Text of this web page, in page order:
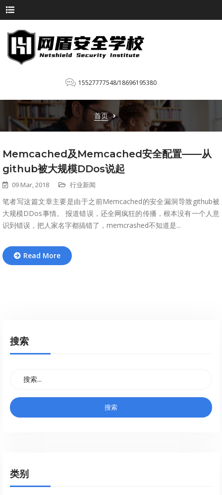
15527777548/18696195380
首页
Memcached及Memcached安全配置——从
github被大规模DDos说起
09 Mar, 2018 行业新闻
笔者写这篇文章主要是由于之前Memcached的安全漏洞导致github被
大规模DDos事情。 报道错误，还全网疯狂的传播，根本没有一个人意
识到错误，把人家名字都搞错了，memcrashed不知道是...
Read More
搜索
类别